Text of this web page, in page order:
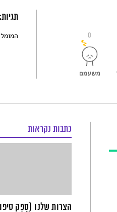
0
תגיות:
כתבות נקראות
הצרות שלנו (סָפֵק